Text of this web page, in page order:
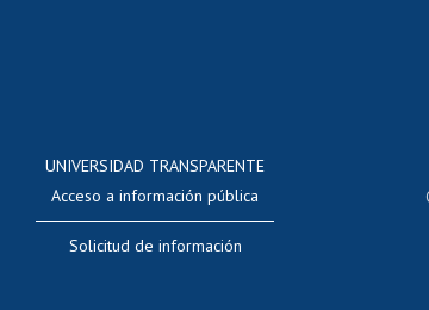
UNIVERSIDAD TRANSPARENTE
Acceso a información pública
Solicitud de información